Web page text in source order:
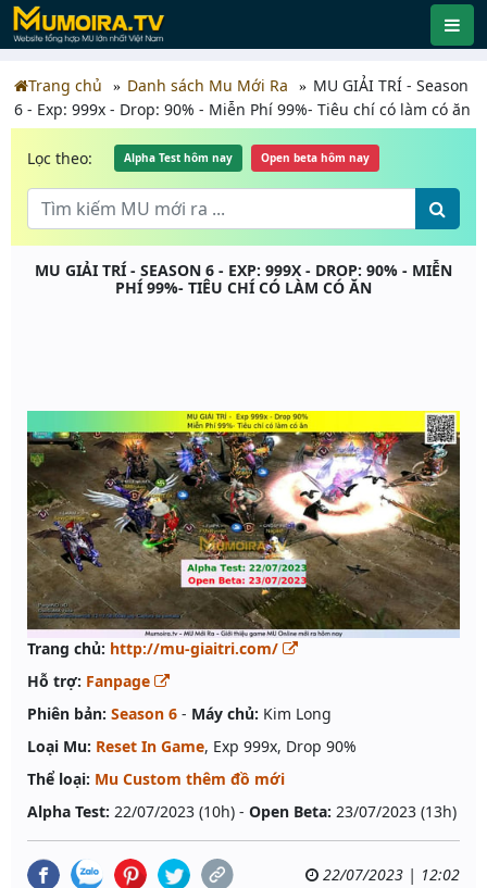
Trang chủ Danh sách Mu Mới Ra
MU GIẢI TRÍ - Season
6 - Exp: 999x - Drop: 90% - Miễn Phí 99%- Tiêu chí có làm có ăn
Lọc theo: Alpha Test hôm nay Open beta hôm nay
MU GIẢI TRÍ - SEASON 6 - EXP: 999X - DROP: 90% - MIỄN
PHÍ 99%- TIÊU CHÍ CÓ LÀM CÓ ĂN
Trang chủ: http://mu-giaitri.com/
Hỗ trợ: Fanpage
Phiên bản: Season 6 - Máy chủ: Kim Long
Loại Mu: Reset In Game, Exp 999x, Drop 90%
Thể loại: Mu Custom thêm đồ mới
Alpha Test: 22/07/2023 (10h) - Open Beta: 23/07/2023 (13h)
22/07/2023 | 12:02